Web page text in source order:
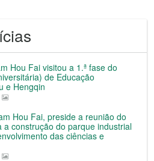
Hou Fai visitou a 1.ª fase do
de Educação
e Hengqin
Hou Fai, preside a reunião do
construção do parque industrial
das ciências e